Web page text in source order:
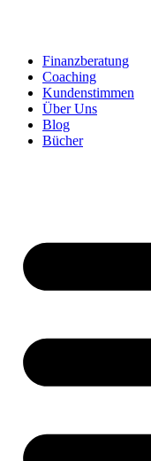
Finanzberatung
Coaching
Kundenstimmen
Über Uns
Blog
Bücher